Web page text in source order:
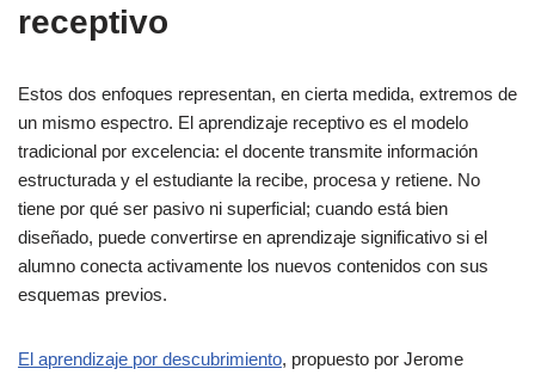
receptivo
Estos dos enfoques representan, en cierta medida, extremos de
un mismo espectro. El aprendizaje receptivo es el modelo
tradicional por excelencia: el docente transmite información
estructurada y el estudiante la recibe, procesa y retiene. No
tiene por qué ser pasivo ni superficial; cuando está bien
diseñado, puede convertirse en aprendizaje significativo si el
alumno conecta activamente los nuevos contenidos con sus
esquemas previos.
El aprendizaje por descubrimiento, propuesto por Jerome